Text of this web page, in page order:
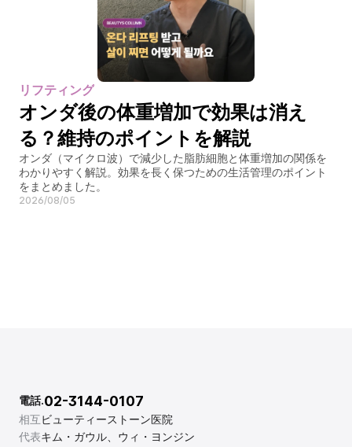
リフティング
オンダ後の体重増加で効果は消え
る？維持のポイントを解説
オンダ（マイクロ波）で減少した脂肪細胞と体重増加の関係を
わかりやすく解説。効果を長く保つための生活管理のポイント
をまとめました。
2026/08/05
相互ビューティーストーン医院
代表キム・ガウル、ウィ・ヨンジン
電話.02-3144-0107